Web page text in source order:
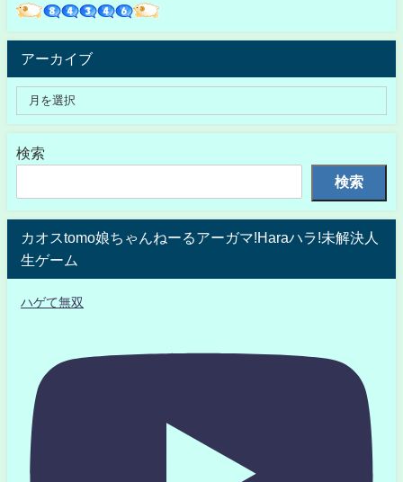
アーカイブ
検索
検索
カオスtomo娘ちゃんねーるアーガマ!Haraハラ!未解決人
生ゲーム
ハゲて無双